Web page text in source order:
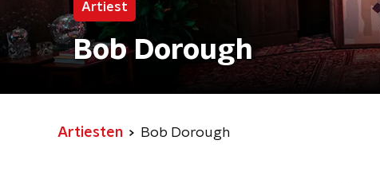
Artiest
Bob Dorough
Artiesten Bob Dorough